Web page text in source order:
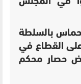
بالسلطة
القطاع في
فرض حصار محكم